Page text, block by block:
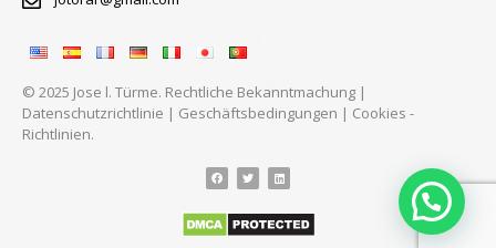
© 2025 Jose l. Türme. Rechtliche Bekanntmachung |
Datenschutzrichtlinie | Geschäftsbedingungen | Cookies -
Richtlinien.